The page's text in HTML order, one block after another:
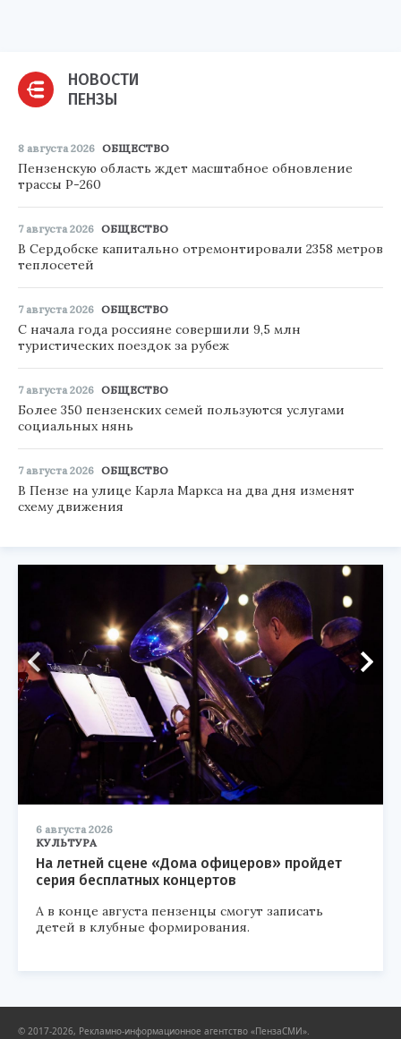
НОВОСТИ
ПЕНЗЫ
8 августа 2026 ОБЩЕСТВО
Пензенскую область ждет масштабное обновление
трассы Р-260
7 августа 2026 ОБЩЕСТВО
В Сердобске капитально отремонтировали 2358 метров
теплосетей
7 августа 2026 ОБЩЕСТВО
С начала года россияне совершили 9,5 млн
туристических поездок за рубеж
7 августа 2026 ОБЩЕСТВО
Более 350 пензенских семей пользуются услугами
социальных нянь
7 августа 2026 ОБЩЕСТВО
В Пензе на улице Карла Маркса на два дня изменят
схему движения
6 августа 2026
КУЛЬТУРА
На летней сцене «Дома офицеров» пройдет
серия бесплатных концертов
А в конце августа пензенцы смогут записать
детей в клубные формирования.
© 2017-2026, Рекламно-информационное агентство «ПензаСМИ».